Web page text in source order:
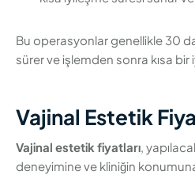
Bu operasyonlar genellikle 30
sürer ve işlemden sonra kısa
Vajinal Estetik
Vajinal estetik fiyatları,
deneyimine ve kliniğin